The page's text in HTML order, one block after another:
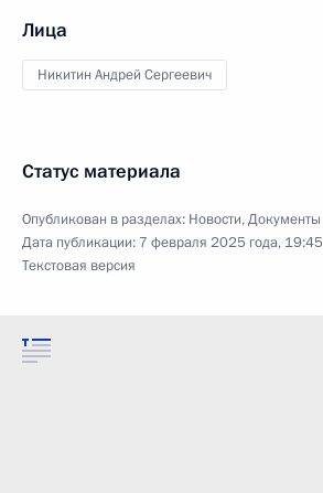
Лица
Никитин Андрей Сергеевич
Статус материала
Опубликован в разделах: Новости,Документы
Дата публикации: 7 февраля 2025 года, 19:45
Текстовая версия